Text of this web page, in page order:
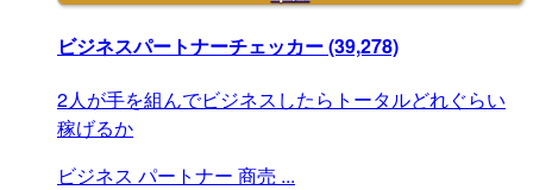
ビジネスパートナーチェッカー(39,278)
2人が手を組んでビジネスしたらトータルどれぐらい
稼げるか
ビジネス パートナー 商売 ...